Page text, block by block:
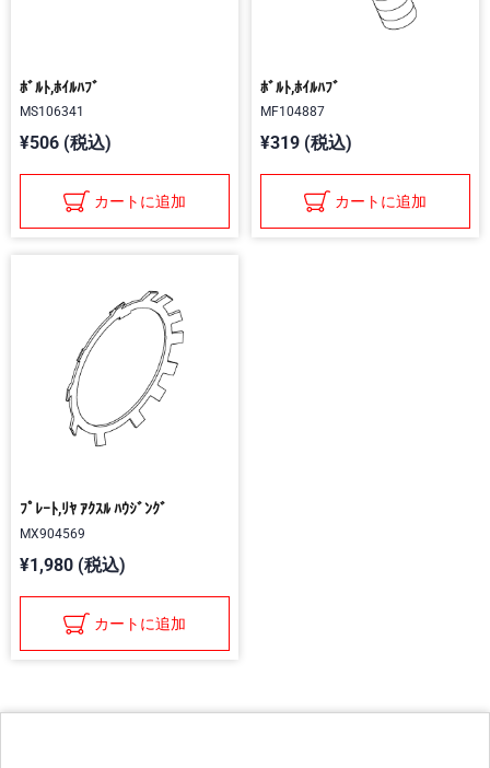
ﾎﾞﾙﾄ,ﾎｲﾙﾊﾌﾞ
MS106341
¥506 (税込)
カートに追加
ﾎﾞﾙﾄ,ﾎｲﾙﾊﾌﾞ
MF104887
¥319 (税込)
カートに追加
ﾌﾟﾚｰﾄ,ﾘﾔ ｱｸｽﾙ ﾊｳｼﾞﾝｸﾞ
MX904569
¥1,980 (税込)
カートに追加